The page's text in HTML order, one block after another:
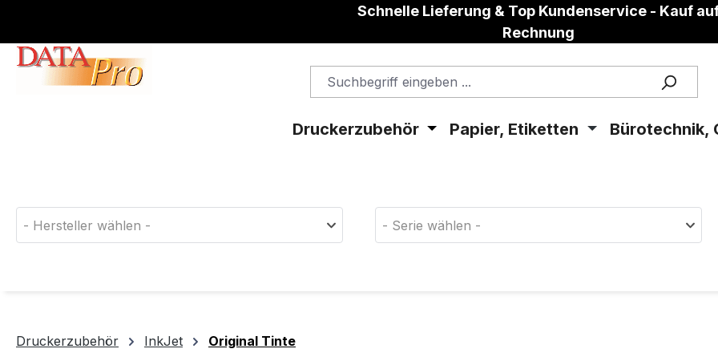
Schnelle Lieferung & Top Kundenservice - Kauf
Rechnung
Druckerzubehör Papier, Etiketten Bürotechnik,
- Hersteller wählen - - Serie wählen -
Druckerzubehör InkJet Original Tinte